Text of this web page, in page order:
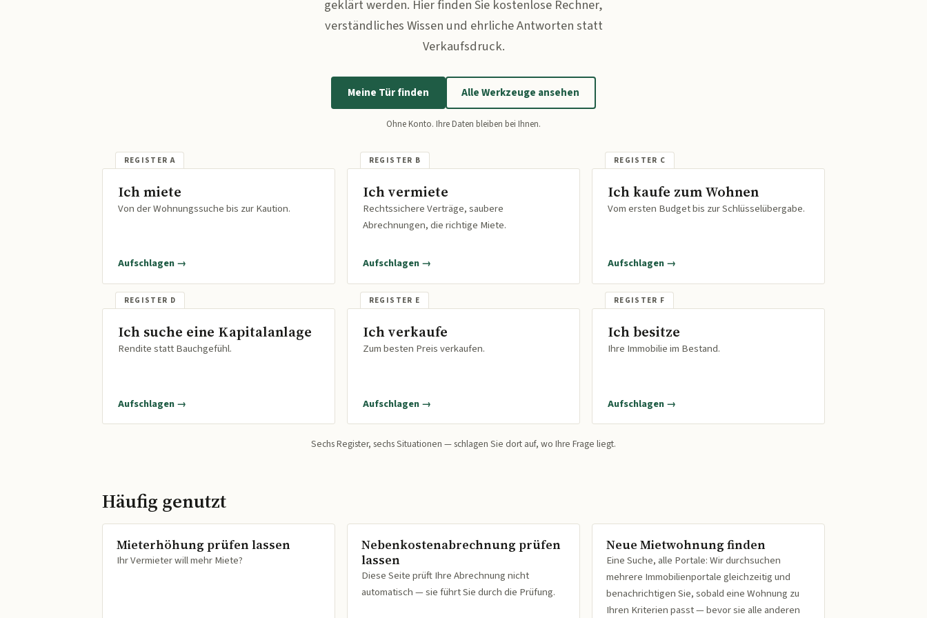
geklärt werden. Hier finden Sie kostenlose Rechner,
verständliches Wissen und ehrliche Antworten statt
Verkaufsdruck.
Meine Tür finden Alle Werkzeuge ansehen
Ohne Konto. Ihre Daten bleiben bei Ihnen.
Ich miete
Von der Wohnungssuche bis zur Kaution.
Aufschlagen →
Ich vermiete
Rechtssichere Verträge, saubere
Abrechnungen, die richtige Miete.
Aufschlagen →
Ich kaufe zum Wohnen
Vom ersten Budget bis zur Schlüsselübergabe.
Aufschlagen →
Ich suche eine Kapitalanlage
Rendite statt Bauchgefühl.
Aufschlagen →
Ich verkaufe
Zum besten Preis verkaufen.
Aufschlagen →
Ich besitze
Ihre Immobilie im Bestand.
Aufschlagen →
Sechs Register, sechs Situationen — schlagen Sie dort auf, wo Ihre Frage liegt.
Häufig genutzt
Mieterhöhung prüfen lassen
Ihr Vermieter will mehr Miete?
Nebenkostenabrechnung prüfen
lassen
Diese Seite prüft Ihre Abrechnung nicht
automatisch — sie führt Sie durch die Prüfung.
Neue Mietwohnung finden
Eine Suche, alle Portale: Wir durchsuchen
mehrere Immobilienportale gleichzeitig und
benachrichtigen Sie, sobald eine Wohnung zu
Ihren Kriterien passt — bevor sie alle anderen